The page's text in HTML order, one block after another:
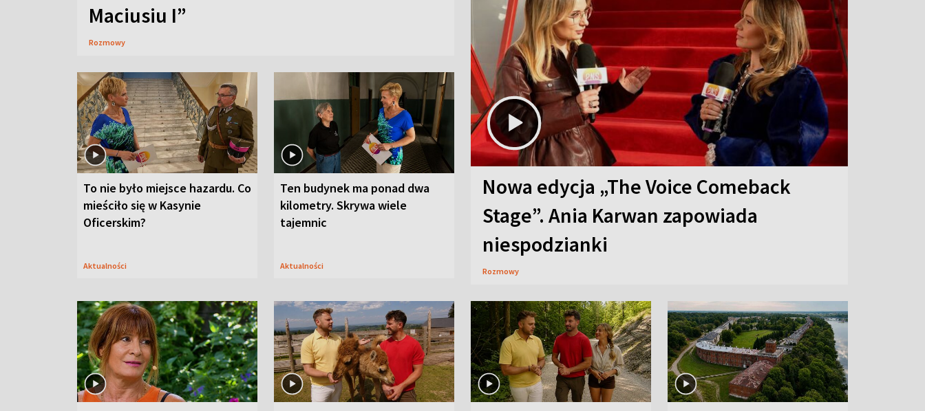
Maciusiu I”
Rozmowy
To nie było miejsce hazardu. Co
mieściło się w Kasynie
Oficerskim?
Aktualności
Ten budynek ma ponad dwa
kilometry. Skrywa wiele
tajemnic
Aktualności
Nowa edycja „The Voice Comeback
Stage”. Ania Karwan zapowiada
niespodzianki
Rozmowy